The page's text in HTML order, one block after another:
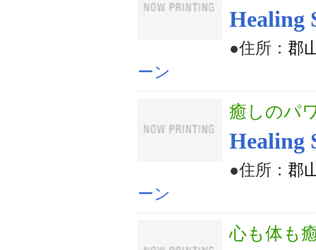
Healing
●住所： 郡
ーン
癒しのパ
Healing
●住所： 郡
ーン
心も体も